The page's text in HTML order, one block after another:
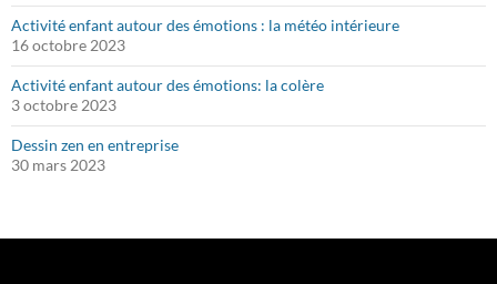
Activité enfant autour des émotions : la météo intérieure
16 octobre 2023
Activité enfant autour des émotions: la colère
3 octobre 2023
Dessin zen en entreprise
30 mars 2023